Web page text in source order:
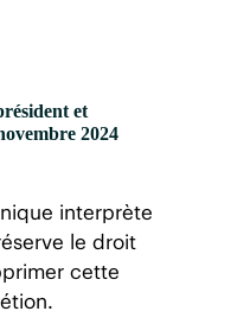
et
2024
interprète
le droit
cette